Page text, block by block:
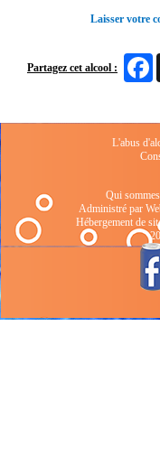
Laisser votre
Partagez cet alcool :
L'abus
Qui
Administré par
Hébergement de